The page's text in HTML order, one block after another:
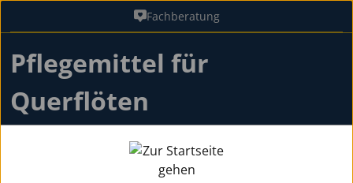
Zum Hauptinhalt springenFachberatung
Pflegemittel für
Querflöten
Pflegemittel Holz